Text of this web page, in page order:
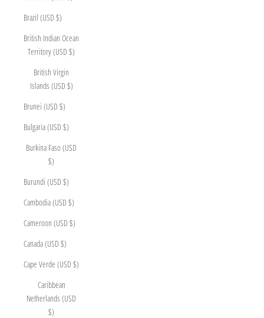
Brazil (USD $)
British Indian Ocean
Territory (USD $)
British Virgin
Islands (USD $)
Brunei (USD $)
Bulgaria (USD $)
Burkina Faso (USD
$)
Burundi (USD $)
Cambodia (USD $)
Cameroon (USD $)
Canada (USD $)
Cape Verde (USD $)
Caribbean
Netherlands (USD
$)